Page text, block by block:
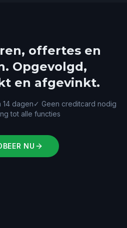
offertes en
Opgevolgd,
en afgevinkt.
dagen✓ Geen creditcard nodig
tot alle functies
NU